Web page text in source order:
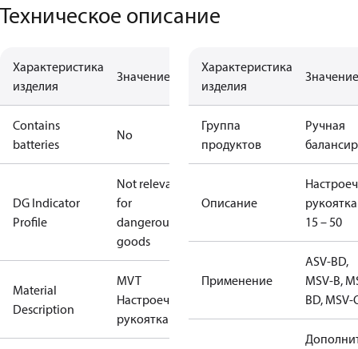
Техническое описание
Характеристика
изделия
Значение
Contains
batteries
No
DG Indicator
Profile
Not relevant
for
dangerous
goods
Material
Description
MVT
Настроечная
рукоятка
Характеристика
изделия
Значение
Группа
продуктов
Ручная
Описание
15 – 50
Применение
ASV-BD,
MSV-B,
BD, MSV-